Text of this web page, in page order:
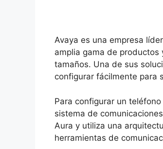
Avaya es una empresa
amplia gama de productos
tamaños. Una de sus
configurar fácilmente para
Para configurar un
sistema de
Aura y utiliza una
herramientas de